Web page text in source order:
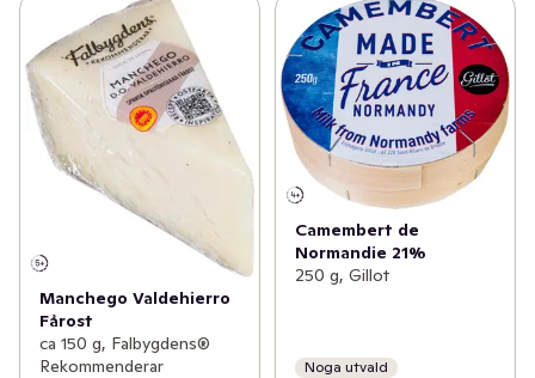
Manchego Valdehierro
Fårost
ca 150 g, Falbygdens®
Rekommenderar
Camembert de
Normandie 21%
250 g, Gillot
Noga utvald